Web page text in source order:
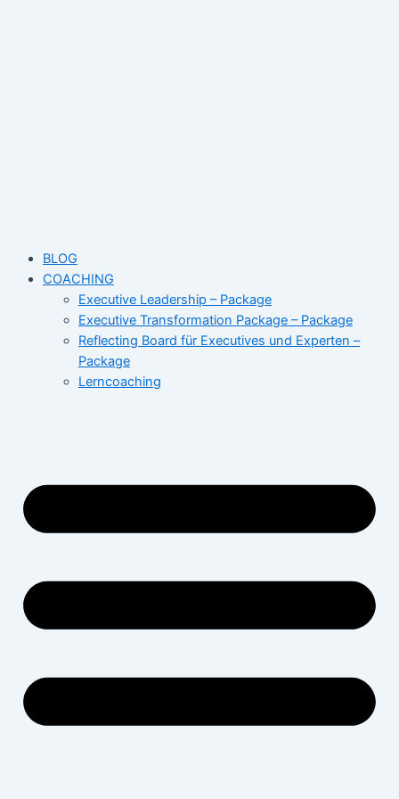
BLOG
COACHING
Executive Leadership – Package
Executive Transformation Package – Package
Reflecting Board für Executives und Experten –
Package
Lerncoaching